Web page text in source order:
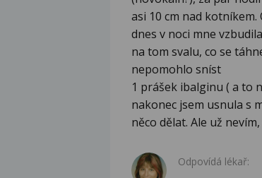
asi 10 cm nad
dnes v noci mne
na tom svalu, co se
nepomohlo sníst
1 prášek ibalginu ( a to
nakonec jsem usnula s
něco dělat. Ale už nevím,
Odpovídá lékař: